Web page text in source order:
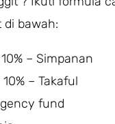
di bawah:
– Simpanan
– Takaful
fund